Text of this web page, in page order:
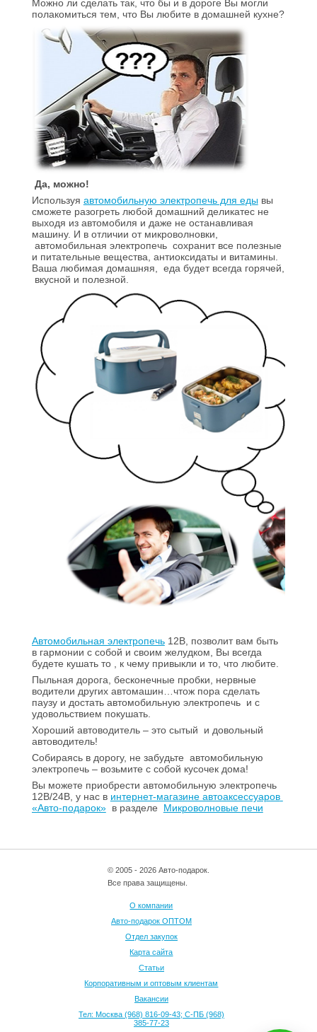
Можно ли сделать так, что бы и в дороге Вы могли
полакомиться тем, что Вы любите в домашней кухне?
Да, можно!
Используя автомобильную электропечь для едывы
сможете разогреть любой домашний деликатес не
выходя из автомобиля и даже не останавливая
машину. И в отличии от микроволновки,
автомобильная электропечь сохранит все полезные
и питательные вещества, антиоксидаты и витамины.
Ваша любимая домашняя,
еда будет всегда горячей,
вкусной и полезной.
Автомобильная электропечь12В, позволит вам быть
в гармонии с собой и своим желудком, Вы всегда
будете кушать то , к чему привыкли и то, что любите.
Пыльная дорога, бесконечные пробки, нервные
водители других автомашин…чтож пора сделать
паузу и достать автомобильную электропечь и с
удовольствием покушать.
Хороший автоводитель – это сытый
и довольный
автоводитель!
Собираясь в дорогу, не забудьте автомобильную
электропечь – возьмите с собой кусочек дома!
Вы можете приобрести автомобильную электропечь
12В/24В, у нас в интернет-магазине автоаксессуаров
«Авто-подарок» в разделе Микроволновые печи
© 2005 - 2026 Авто-подарок.
Все права защищены.
О компании
Авто-подарок ОПТОМ
Отдел закупок
Карта сайта
Статьи
Корпоративным и оптовым клиентам
Вакансии
Тел: Москва (968) 816-09-43; С-ПБ (968)
385-77-23